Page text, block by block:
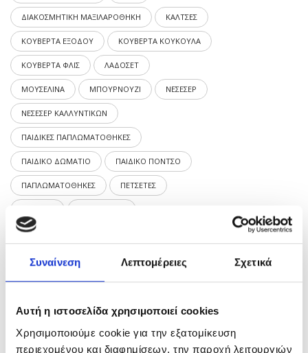
Συναίνεση Λεπτομέρειες Σχετικά
Αυτή η ιστοσελίδα χρησιμοποιεί cookies
Χρησιμοποιούμε cookie για την εξατομίκευση
περιεχομένου και διαφημίσεων, την παροχή λειτουργιών
ΔΙΑΚΟΣΜΗΤΙΚΗ ΜΑΞΙΛΑΡΟΘΗΚΗ ΚΑΛΤΣΕΣ
ΚΟΥΒΕΡΤΑ ΕΞΟΔΟΥ ΚΟΥΒΕΡΤΑ ΚΟΥΚΟΥΛΑ
ΚΟΥΒΕΡΤΑ ΦΛΙΣ ΛΑΔΟΣΕΤ
ΜΟΥΣΕΛΙΝΑ ΜΠΟΥΡΝΟΥΖΙ ΝΕΣΕΣΕΡ
ΝΕΣΕΣΕΡ ΚΑΛΛΥΝΤΙΚΩΝ
ΠΑΙΔΙΚΕΣ ΠΑΠΛΩΜΑΤΟΘΗΚΕΣ
ΠΑΙΔΙΚΟ ΔΩΜΑΤΙΟ ΠΑΙΔΙΚΟ ΠΟΝΤΣΟ
ΠΑΠΛΩΜΑΤΟΘΗΚΕΣ ΠΕΤΣΕΤΕΣ
ΣΕΝΤΟΝΙΑ ΚΟΥΝΙΑΣ
ΣΕΤ ΛΑΔΟΠΑΝΑ ΣΕΤ ΣΕΝΤΟΝΙΑ
ΣΕΤ ΣΕΝΤΟΝΙΑ ΚΟΥΝΙΑΣ
ΣΕΤ ΣΕΝΤΟΝΙΑ ΛΙΚΝΟΥ
ΧΕΙΜΩΝΙΑΤΙΚΕΣ ΚΟΥΒΕΡΤΕΣ